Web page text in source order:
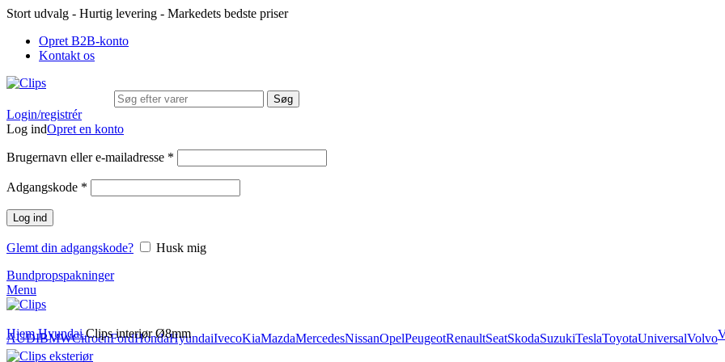
Stort udvalg - Hurtig levering - Markedets bedste priser
Opret B2B-konto
Kontakt os
Søg
Login/registrér
Log indOpret en konto
Brugernavn eller e-mailadresse *
Adgangskode *
Log ind
Glemt din adgangskode?
Husk mig
Bundpropspakninger
Menu
AUDIBMWCitroënFordHondaHyundaiIvecoKiaMazdaMercedesNissanOpelPeugeotRenaultSeatSkodaSuzukiTeslaToyotaUniversalVolvo
HjemHyundaiClips interiør Ø8mm